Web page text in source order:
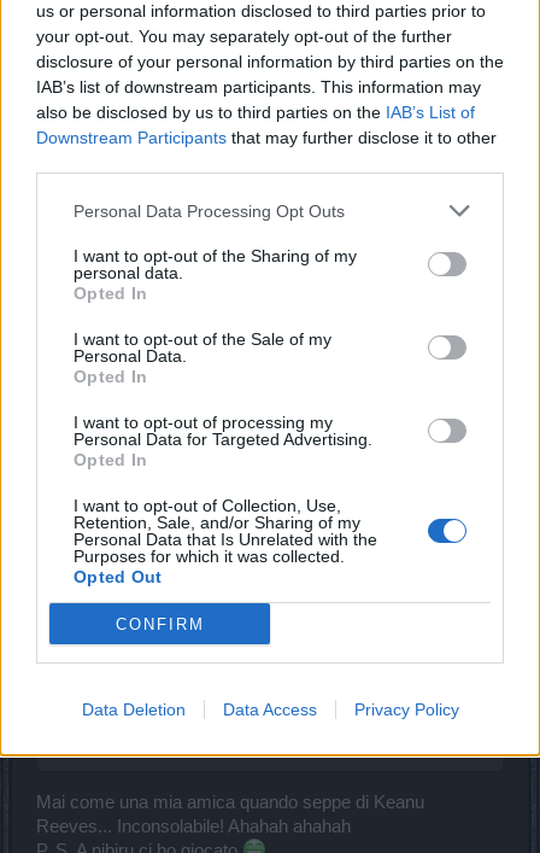
us or personal information disclosed to third parties prior to
your opt-out. You may separately opt-out of the further
disclosure of your personal information by third parties on the
IAB’s list of downstream participants. This information may
also be disclosed by us to third parties on the IAB’s List of
Downstream Participants that may further disclose it to other
Personal Data Processing Opt Outs
I want to opt-out of the Sharing of my
personal data.
Opted In
I want to opt-out of the Sale of my
Personal Data.
Opted In
I want to opt-out of processing my
Personal Data for Targeted Advertising.
Opted In
I want to opt-out of Collection, Use,
Retention, Sale, and/or Sharing of my
Personal Data that Is Unrelated with the
Purposes for which it was collected.
Opted Out
CONFIRM
Data Deletion Data Access Privacy Policy
and
Javah
Forum Veteran
Oh, boia mondo, vuoi dirmi che erano uppati anche tutti gli
altri che ho fuso.
Mannaggia, io che speravo di averci fatto un interesse. Mi
hai dato la peggiore notizia di questo 2020, seconda solo
Nibiru non si farà vedere neanche quest'anno.
Che tristezza ciò
Nov 11, 2020
GS1946andgbitlike this.
gbit
Forum General
Javah said: ↑
Mai come una mia amica quando seppe di Keanu
Reeves... Inconsolabile! Ahahah ahahah